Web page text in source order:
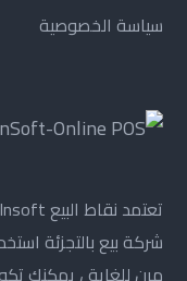
سياسة الخصوصية
شركة بيع بالتجزئة